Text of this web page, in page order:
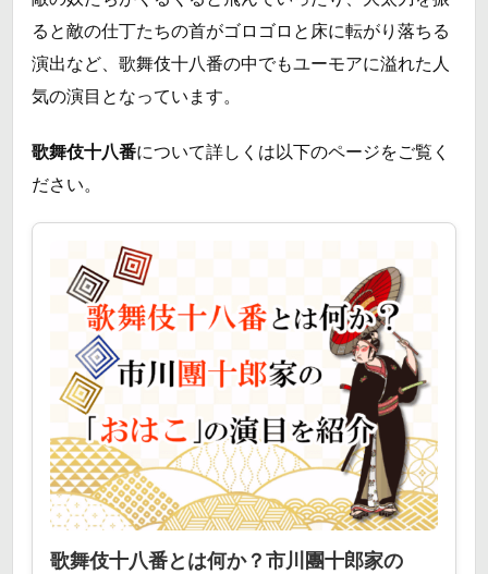
ると敵の仕丁たちの首がゴロゴロと床に転がり落ちる
演出など、歌舞伎十八番の中でもユーモアに溢れた人
気の演目となっています。
歌舞伎十八番について詳しくは以下のページをご覧く
ださい。
歌舞伎十八番とは何か？市川團十郎家の